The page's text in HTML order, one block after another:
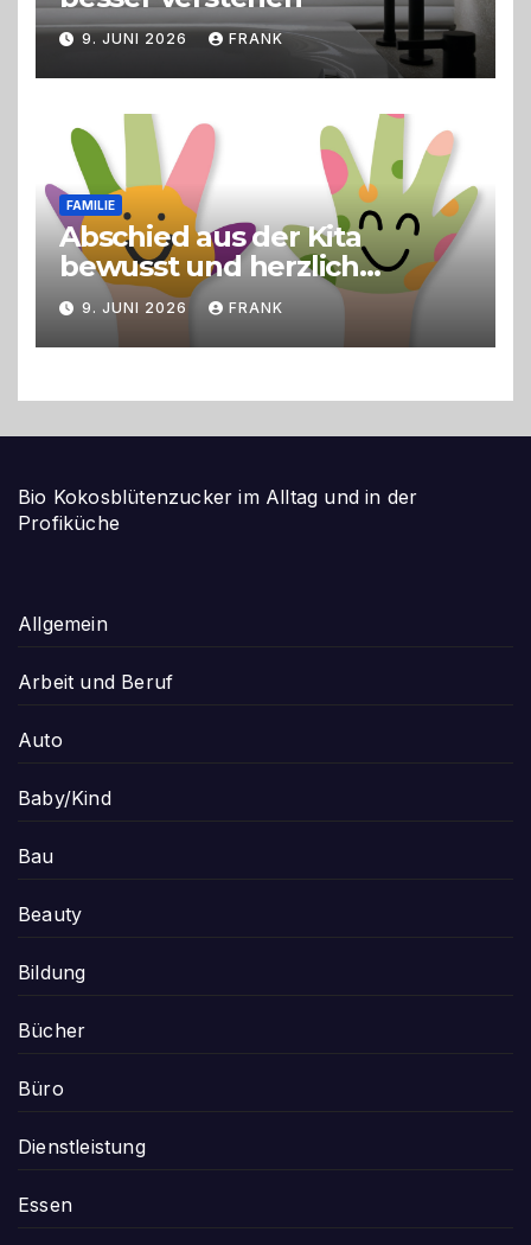
9. JUNI 2026 FRANK
FAMILIE
Abschied aus der Kita
bewusst und herzlich
gestalten
9. JUNI 2026 FRANK
Bio Kokosblütenzucker im Alltag und in der
Profiküche
Allgemein
Arbeit und Beruf
Auto
Baby/Kind
Bau
Beauty
Bildung
Bücher
Büro
Dienstleistung
Essen